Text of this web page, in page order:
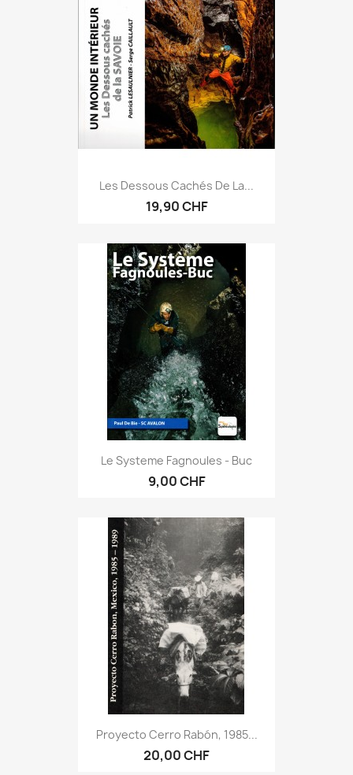
Les Dessous Cachés De La...
19,90 CHF
Le Systeme Fagnoules - Buc
9,00 CHF
Proyecto Cerro Rabón, 1985...
20,00 CHF